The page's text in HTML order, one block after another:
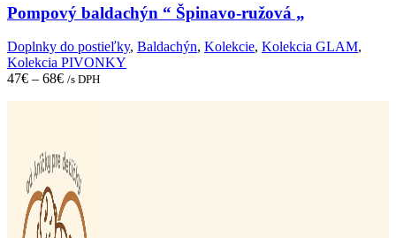
The
options
may
be
chosen
the
Pompový baldachýn “ Špinavo-ružová „
Doplnky do postieľky, Baldachýn, Kolekcie, Kolekcia GLAM,
Kolekcia PIVONKY
47€ – 68€ /s DPH